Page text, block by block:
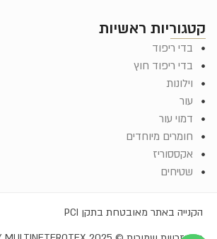
קטגוריות ראשיות
בדי ריפוד
בדי ריפוד חוץ
וילונות
עור
דמוי עור
חומרים מיוחדים
אקססוריז
שטיחים
הקנייה באתר מאובטחת בתקן PCI